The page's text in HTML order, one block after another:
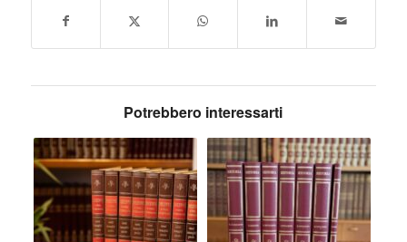
Potrebbero interessarti